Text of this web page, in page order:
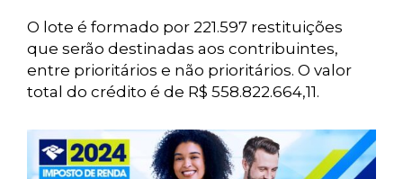
O lote é formado por 221.597 restituições
que serão destinadas aos contribuintes,
entre prioritários e não prioritários. O valor
total do crédito é de R$ 558.822.664,11.